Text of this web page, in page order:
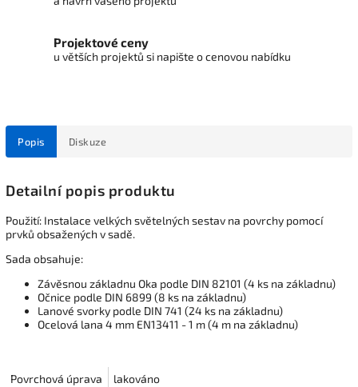
Projektové ceny
u větších projektů si napište o cenovou nabídku
Popis Diskuze
Detailní popis produktu
Použití: Instalace velkých světelných sestav na povrchy pomocí
prvků obsažených v sadě.
Sada obsahuje:
Závěsnou základnu Oka podle DIN 82101 (4 ks na základnu)
Očnice podle DIN 6899 (8 ks na základnu)
Lanové svorky podle DIN 741 (24 ks na základnu)
Ocelová lana 4 mm EN13411 - 1 m (4 m na základnu)
Povrchová úprava lakováno